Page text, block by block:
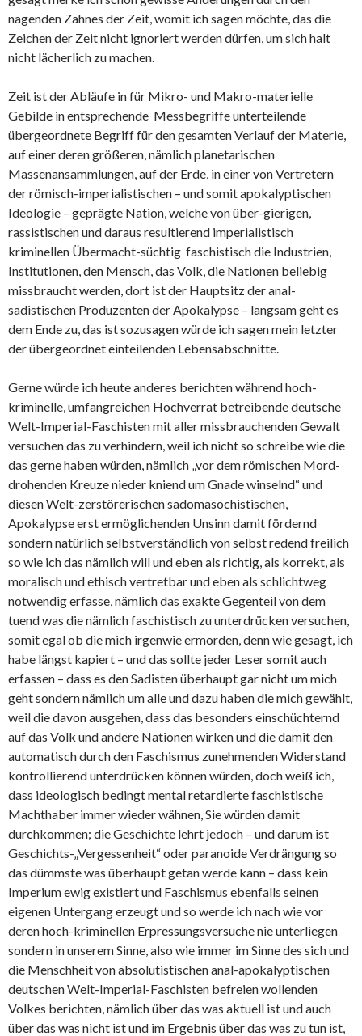
nagenden Zahnes der Zeit, womit ich sagen möchte, das die
Zeichen der Zeit nicht ignoriert werden dürfen, um sich halt
nicht lächerlich zu machen.
Zeit ist der Abläufe in für Mikro- und Makro-materielle
Gebilde in entsprechende Messbegriffe unterteilende
übergeordnete Begriff für den gesamten Verlauf der Materie,
auf einer deren größeren, nämlich planetarischen
Massenansammlungen, auf der Erde, in einer von Vertretern
der römisch-imperialistischen – und somit apokalyptischen
Ideologie – geprägte Nation, welche von über-gierigen,
rassistischen und daraus resultierend imperialistisch
kriminellen Übermacht-süchtig faschistisch die Industrien,
Institutionen, den Mensch, das Volk, die Nationen beliebig
missbraucht werden, dort ist der Hauptsitz der anal-
sadistischen Produzenten der Apokalypse – langsam geht es
dem Ende zu, das ist sozusagen würde ich sagen mein letzter
der übergeordnet einteilenden Lebensabschnitte.
Gerne würde ich heute anderes berichten während hoch-
kriminelle, umfangreichen Hochverrat betreibende deutsche
Welt-Imperial-Faschisten mit aller missbrauchenden Gewalt
versuchen das zu verhindern, weil ich nicht so schreibe wie die
das gerne haben würden, nämlich „vor dem römischen Mord-
drohenden Kreuze nieder kniend um Gnade winselnd“ und
diesen Welt-zerstörerischen sadomasochistischen,
Apokalypse erst ermöglichenden Unsinn damit fördernd
sondern natürlich selbstverständlich von selbst redend freilich
so wie ich das nämlich will und eben als richtig, als korrekt, als
moralisch und ethisch vertretbar und eben als schlichtweg
notwendig erfasse, nämlich das exakte Gegenteil von dem
tuend was die nämlich faschistisch zu unterdrücken versuchen,
somit egal ob die mich irgenwie ermorden, denn wie gesagt, ich
habe längst kapiert – und das sollte jeder Leser somit auch
erfassen – dass es den Sadisten überhaupt gar nicht um mich
geht sondern nämlich um alle und dazu haben die mich gewählt,
weil die davon ausgehen, dass das besonders einschüchternd
auf das Volk und andere Nationen wirken und die damit den
automatisch durch den Faschismus zunehmenden Widerstand
kontrollierend unterdrücken können würden, doch weiß ich,
dass ideologisch bedingt mental retardierte faschistische
Machthaber immer wieder wähnen, Sie würden damit
durchkommen; die Geschichte lehrt jedoch – und darum ist
Geschichts-„Vergessenheit“ oder paranoide Verdrängung so
das dümmste was überhaupt getan werde kann – dass kein
Imperium ewig existiert und Faschismus ebenfalls seinen
eigenen Untergang erzeugt und so werde ich nach wie vor
deren hoch-kriminellen Erpressungsversuche nie unterliegen
sondern in unserem Sinne, also wie immer im Sinne des sich und
die Menschheit von absolutistischen anal-apokalyptischen
deutschen Welt-Imperial-Faschisten befreien wollenden
Volkes berichten, nämlich über das was aktuell ist und auch
über das was nicht ist und im Ergebnis über das was zu tun ist,